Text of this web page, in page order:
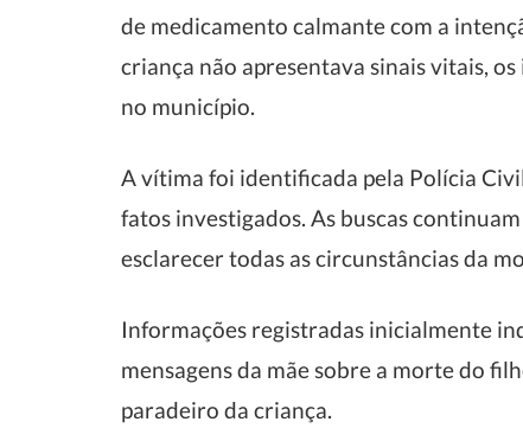
de medicamento calmante com a
criança não apresentava sinais vitais,
no município.
A vítima foi identificada pela Polícia
fatos investigados. As buscas
esclarecer todas as circunstâncias da
Informações registradas inicialmente
mensagens da mãe sobre a morte do
paradeiro da criança.